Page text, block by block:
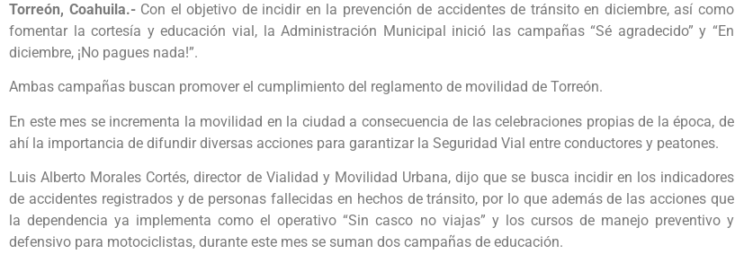
Torreón, Coahuila.- Con el objetivo de incidir en la prevención de accidentes de tránsito en diciembre, así como
fomentar la cortesía y educación vial, la Administración Municipal inició las campañas “Sé agradecido” y “En
diciembre, ¡No pagues nada!”.
Ambas campañas buscan promover el cumplimiento del reglamento de movilidad de Torreón.
En este mes se incrementa la movilidad en la ciudad a consecuencia de las celebraciones propias de la época, de
ahí la importancia de difundir diversas acciones para garantizar la Seguridad Vial entre conductores y peatones.
Luis Alberto Morales Cortés, director de Vialidad y Movilidad Urbana, dijo que se busca incidir en los indicadores
de accidentes registrados y de personas fallecidas en hechos de tránsito, por lo que además de las acciones que
la dependencia ya implementa como el operativo “Sin casco no viajas” y los cursos de manejo preventivo y
defensivo para motociclistas, durante este mes se suman dos campañas de educación.